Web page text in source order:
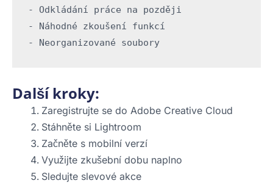
- Odkládání práce na později
- Náhodné zkoušení funkcí
- Neorganizované soubory
Další kroky:
Zaregistrujte se do Adobe Creative Cloud
Stáhněte si Lightroom
Začněte s mobilní verzí
Využijte zkušební dobu naplno
Sledujte slevové akce